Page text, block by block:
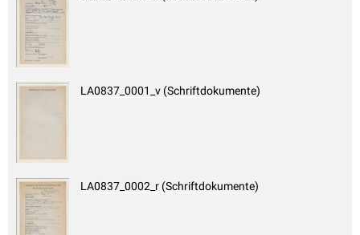
LA0837_0001_v (Schriftdokumente)
LA0837_0002_r (Schriftdokumente)